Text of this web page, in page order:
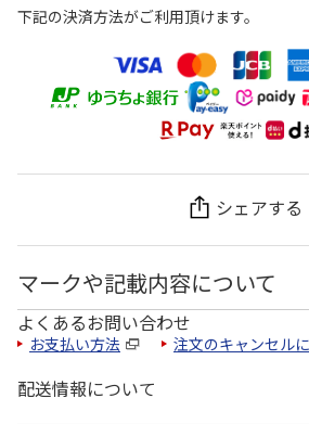
下記の決済方法がご利用頂けます。
シェアする
マークや記載内容について
よくあるお問い合わせ
お支払い方法 注文のキャンセル
配送情報について